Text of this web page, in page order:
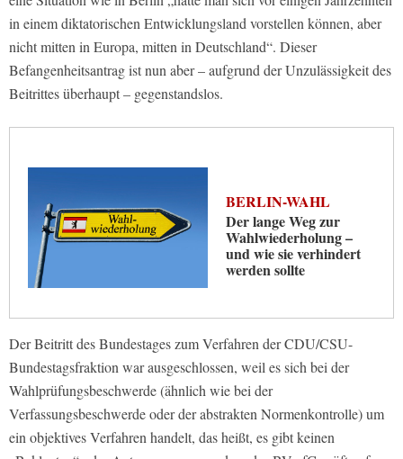
in einem diktatorischen Entwicklungsland vorstellen können, aber
nicht mitten in Europa, mitten in Deutschland“. Dieser
Befangenheitsantrag ist nun aber – aufgrund der Unzulässigkeit des
Beitrittes überhaupt – gegenstandslos.
BERLIN-WAHL
Der lange Weg zur
Wahlwiederholung –
und wie sie verhindert
werden sollte
Der Beitritt des Bundestages zum Verfahren der CDU/CSU-
Bundestagsfraktion war ausgeschlossen, weil es sich bei der
Wahlprüfungsbeschwerde (ähnlich wie bei der
Verfassungsbeschwerde oder der abstrakten Normenkontrolle) um
ein objektives Verfahren handelt, das heißt, es gibt keinen